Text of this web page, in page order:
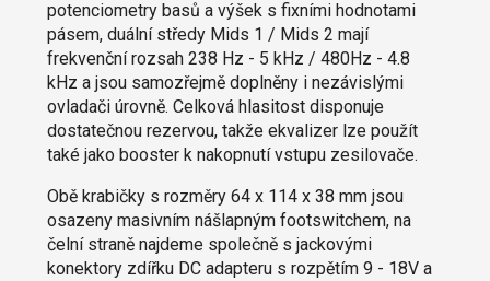
potenciometry basů a výšek s fixními hodnotami
pásem, duální středy Mids 1 / Mids 2 mají
frekvenční rozsah 238 Hz - 5 kHz / 480Hz - 4.8
kHz a jsou samozřejmě doplněny i nezávislými
ovladači úrovně. Celková hlasitost disponuje
dostatečnou rezervou, takže ekvalizer lze použít
také jako booster k nakopnutí vstupu zesilovače.
Obě krabičky s rozměry 64 x 114 x 38 mm jsou
osazeny masivním nášlapným footswitchem, na
čelní straně najdeme společně s jackovými
konektory zdířku DC adapteru s rozpětím 9 - 18V a